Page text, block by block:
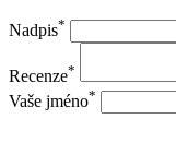
Nadpis*
Recenze*
Vaše jméno*